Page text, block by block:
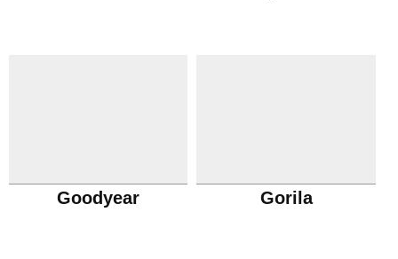
Goodyear Gorila